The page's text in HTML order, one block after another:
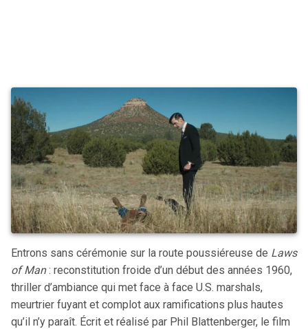
Entrons sans cérémonie sur la route poussiéreuse de Laws
of Man: reconstitution froide d’un début des années 1960,
thriller d’ambiance qui met face à face U.S. marshals,
meurtrier fuyant et complot aux ramifications plus hautes
qu’il n’y paraît. Écrit et réalisé par Phil Blattenberger, le film